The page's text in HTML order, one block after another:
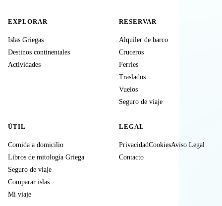
EXPLORAR
Islas Griegas
Destinos continentales
Actividades
RESERVAR
Alquiler de barco
Cruceros
Ferries
Traslados
Vuelos
Seguro de viaje
ÚTIL
Comida a domicilio
Libros de mitología Griega
Seguro de viaje
Comparar islas
Mi viaje
LEGAL
PrivacidadCookiesAviso Legal
Contacto